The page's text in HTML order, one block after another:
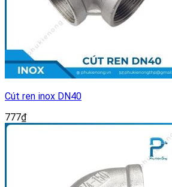
Cút ren inox DN40
777₫